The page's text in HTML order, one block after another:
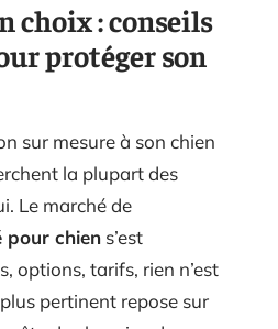
choix : conseils
protéger son
sur mesure à son chien
la plupart des
Le marché de
pour chien s’est
options, tarifs, rien n’est
pertinent repose sur